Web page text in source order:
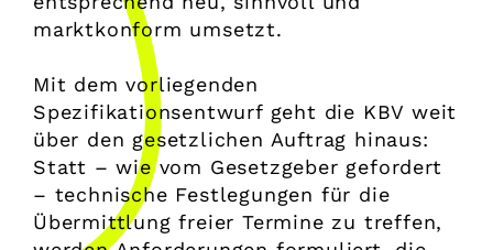
marktkonform umsetzt.
Mit dem vorliegenden
Spezifikationsentwurf geht die KBV weit
über den gesetzlichen Auftrag hinaus:
Statt – wie vom Gesetzgeber gefordert
– technische Festlegungen für die
Übermittlung freier Termine zu treffen,